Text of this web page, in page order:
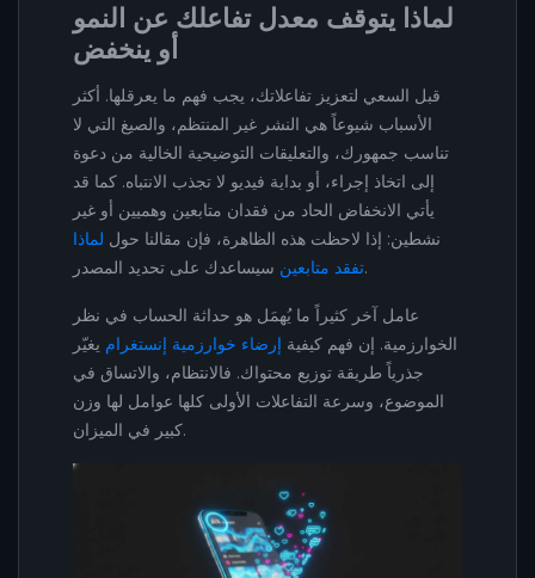
لماذا يتوقف معدل تفاعلك عن النمو
أو ينخفض
قبل السعي لتعزيز تفاعلاتك، يجب فهم ما يعرقلها. أكثر
الأسباب شيوعاً هي النشر غير المنتظم، والصيغ التي لا
تناسب جمهورك، والتعليقات التوضيحية الخالية من دعوة
إلى اتخاذ إجراء، أو بداية فيديو لا تجذب الانتباه. كما قد
يأتي الانخفاض الحاد من فقدان متابعين وهميين أو غير
نشطين: إذا لاحظت هذه الظاهرة، فإن مقالنا حول لماذا
تفقد متابعينسيساعدك على تحديد المصدر.
عامل آخر كثيراً ما يُهمَل هو حداثة الحساب في نظر
الخوارزمية. إن فهم كيفية إرضاء خوارزمية إنستغرام يغيّر
جذرياً طريقة توزيع محتواك. فالانتظام، والاتساق في
الموضوع، وسرعة التفاعلات الأولى كلها عوامل لها وزن
كبير في الميزان.